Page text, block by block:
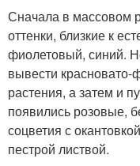
Сначала в массовом
оттенки, близкие к
фиолетовый, синий.
вывести красновато-
растения, а затем и
появились розовые,
соцветия с
пестрой листвой.